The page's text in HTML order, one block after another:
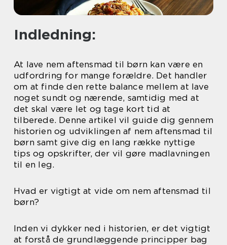
Indledning:
At lave nem aftensmad til børn kan være en
udfordring for mange forældre. Det handler
om at finde den rette balance mellem at lave
noget sundt og nærende, samtidig med at
det skal være let og tage kort tid at
tilberede. Denne artikel vil guide dig gennem
historien og udviklingen af nem aftensmad til
børn samt give dig en lang række nyttige
tips og opskrifter, der vil gøre madlavningen
til en leg.
Hvad er vigtigt at vide om nem aftensmad til
børn?
Inden vi dykker ned i historien, er det vigtigt
at forstå de grundlæggende principper bag